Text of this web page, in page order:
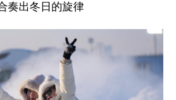
奏出冬日的旋律